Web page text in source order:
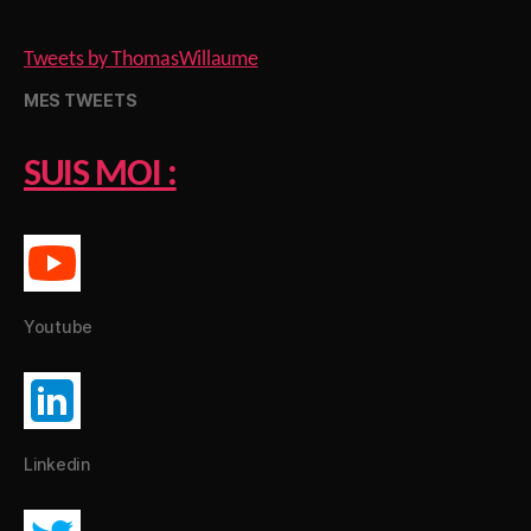
Tweets by ThomasWillaume
MES TWEETS
SUIS MOI :
Youtube
Linkedin